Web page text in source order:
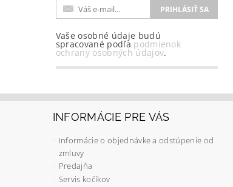
Vaše osobné údaje budú
spracované podľa podmienok
ochrany osobných údajov.
INFORMÁCIE PRE VÁS
Informácie o objednávke a odstúpenie od
zmluvy
Predajňa
Servis kočíkov